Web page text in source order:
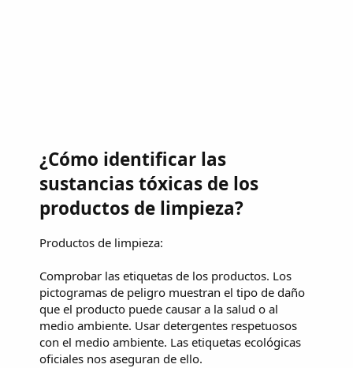
¿Cómo identificar las
sustancias tóxicas de los
productos de limpieza?
Productos de limpieza:
Comprobar las etiquetas de los productos. Los
pictogramas de peligro muestran el tipo de daño
que el producto puede causar a la salud o al
medio ambiente. Usar detergentes respetuosos
con el medio ambiente. Las etiquetas ecológicas
oficiales nos aseguran de ello.